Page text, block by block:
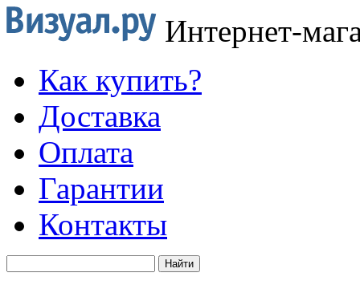
Интернет-
Как купить?
Доставка
Оплата
Гарантии
Контакты